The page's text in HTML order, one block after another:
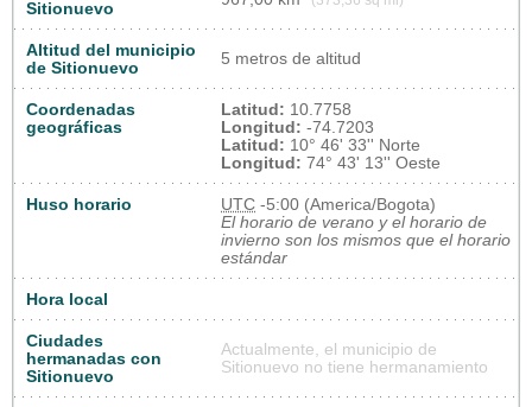
Sitionuevo
Altitud del municipio
de Sitionuevo
5 metros de altitud
Coordenadas
geográficas
Latitud: 10.7758
Longitud: -74.7203
Latitud: 10° 46' 33'' Norte
Longitud: 74° 43' 13'' Oeste
Huso horario UTC -5:00 (America/Bogota)
El horario de verano y el horario de
invierno son los mismos que el horario
estándar
Hora local
Ciudades
hermanadas con
Sitionuevo
Actualmente, el municipio de
Sitionuevo no tiene hermanamiento